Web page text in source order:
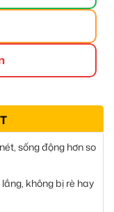
sống động hơn so
không bị rè hay